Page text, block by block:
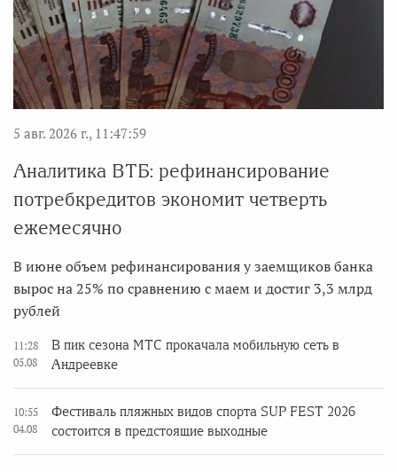
5 авг. 2026 г., 11:47:59
Аналитика ВТБ: рефинансирование
потребкредитов экономит четверть
ежемесячно
В июне объем рефинансирования у заемщиков банка
вырос на 25% по сравнению с маем и достиг 3,3 млрд
рублей
11:28
05.08
В пик сезона МТС прокачала мобильную сеть в
Андреевке
10:55
04.08
Фестиваль пляжных видов спорта SUP FEST 2026
состоится в предстоящие выходные